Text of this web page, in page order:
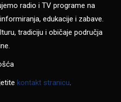
radio i TV programe na
edukacije i zabave.
tradiciju i običaje područja
kontakt stranicu